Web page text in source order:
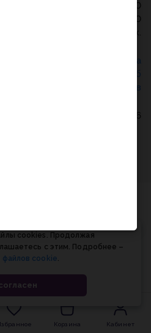
Режим работы - 9:30-20:00
и праздники - 10:00-19:00
без перерыва и выходных.
СОГЛАСИЕ на
Соглашение об
использовании cookie-файлов
© Планета книги, 1998-2026
Корзина Кабинет
cookies. Продолжая
с этим. Подробнее –
файлов cookie.